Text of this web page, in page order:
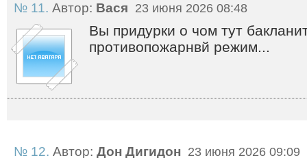
№ 11. Автор: Вася 23 июня 2026 08:48
Вы придурки о чом тут
противопожарнвй режим...
№ 12. Автор: Дон Дигидон 23 июня 2026 09:09